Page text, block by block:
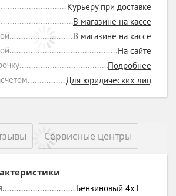
Курьеру при доставке
В магазине на кассе
В магазине на кассе
На сайте
Подробнее
Для юридических лиц
Сервисные центры
Бензиновый 4xT